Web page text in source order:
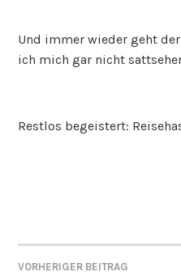
Und immer wieder geht
ich mich gar nicht
Restlos begeistert:
VORHERIGER BEITRAG